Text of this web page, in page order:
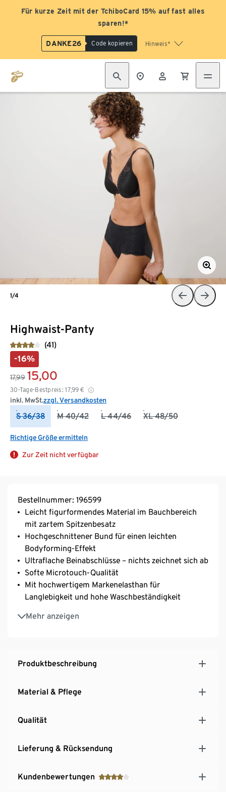
Für kurze Zeit mit der TchiboCard 15% auf fast alles
sparen!*
DANKE26 Code kopieren Hinweis*
Highwaist-Panty
(41)
-16%
17,99 15,00
30-Tage-Bestpreis: 17,99 €
inkl. MwSt.zzgl. Versandkosten
S 36/38 M 40/42 L 44/46 XL 48/50
Richtige Größe ermitteln
Zur Zeit nicht verfügbar
1/4
Bestellnummer: 196599
Leicht figurformendes Material im Bauchbereich
mit zartem Spitzenbesatz
Hochgeschnittener Bund für einen leichten
Bodyforming-Effekt
Ultraflache Beinabschlüsse – nichts zeichnet sich ab
Softe Microtouch-Qualität
Mit hochwertigem Markenelasthan für
Langlebigkeit und hohe Waschbeständigkeit
Mehr anzeigen
Baumwollzwickel
Produktbeschreibung
Material & Pflege
Qualität
Lieferung & Rücksendung
Kundenbewertungen